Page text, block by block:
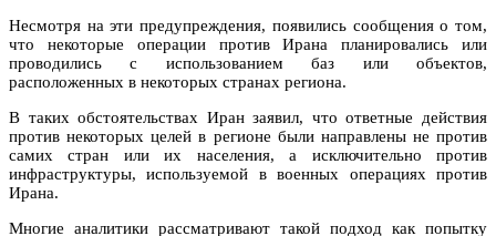
Несмотря на эти предупреждения, появились сообщения о том,
что некоторые операции против Ирана планировались или
проводились с использованием баз или объектов,
расположенных в некоторых странах региона.
В таких обстоятельствах Иран заявил, что ответные действия
против некоторых целей в регионе были направлены не против
самих стран или их населения, а исключительно против
инфраструктуры, используемой в военных операциях против
Ирана.
Многие аналитики рассматривают такой подход как попытку